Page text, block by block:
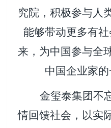
究院，积极参与人
能够带动更多有
来，为中国参与全
中国企业家的
金玺泰集团不
情回馈社会，以实